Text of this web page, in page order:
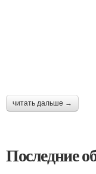
читать дальше →
Последние